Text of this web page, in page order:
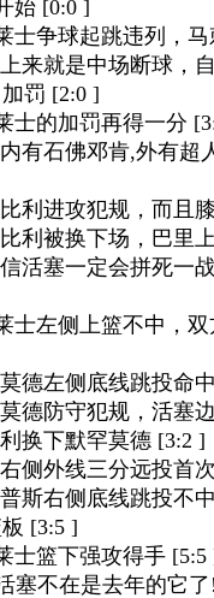
始 [0:0 ]
士争球起跳违列，
来就是中场断球，
罚 [2:0 ]
士的加罚再得一分
内有石佛邓肯,外有
利进攻犯规，而且
利被换下场，巴里
信活塞一定会拼死一
士左侧上篮不中，
德左侧底线跳投命
德防守犯规，活塞
换下默罕莫德 [3:2 ]
侧外线三分远投首
斯右侧底线跳投不
[3:5 ]
士篮下强攻得手 [5:5
塞不在是去年的它